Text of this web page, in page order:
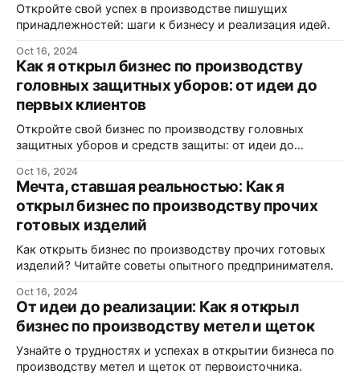
Откройте свой успех в производстве пишущих
принадлежностей: шаги к бизнесу и реализация идей.
Oct 16, 2024
Как я открыл бизнес по производству
головных защитных уборов: от идеи до
первых клиентов
Откройте свой бизнес по производству головных
защитных уборов и средств защиты: от идеи до
Oct 16, 2024
Мечта, ставшая реальностью: Как я
открыл бизнес по производству прочих
готовых изделий
Как открыть бизнес по производству прочих готовых
изделий? Читайте советы опытного предпринимателя.
Oct 16, 2024
От идеи до реализации: Как я открыл
бизнес по производству метел и щеток
Узнайте о трудностях и успехах в открытии бизнеса по
производству метел и щеток от первоисточника.